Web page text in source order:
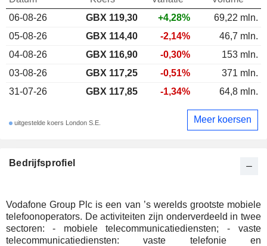
Bedrijfsprofiel
Vodafone Group Plc is een van ’s werelds grootste mobiele
telefoonoperators. De activiteiten zijn onderverdeeld in twee
sectoren: - mobiele telecommunicatiediensten; - vaste
telecommunicatiediensten: vaste telefonie en
06-08-26
GBX 119,30 +4,28%
69,22 mln.
05-08-26
GBX 114,40 -2,14%
46,7 mln.
04-08-26
GBX 116,90 -0,30%
153 mln.
03-08-26
GBX 117,25 -0,51%
371 mln.
31-07-26
GBX 117,85 -1,34% 64,8 mln.
uitgestelde koers London S.E. Meer koersen